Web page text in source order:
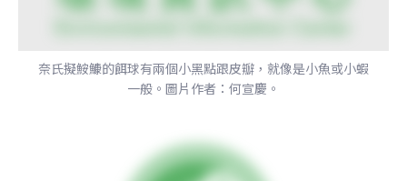
奈氏擬鮟鱇的餌球有兩個小黑點跟皮瓣，就像是小魚或小蝦
一般。圖片作者：何宣慶。